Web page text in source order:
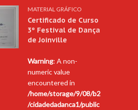
MATERIAL GRÁFICO
Certificado de Curso
3º Festival de Dança
de Joinville
Warning: A non-
numeric value
encountered in
/home/storage/9/08/b2
/cidadedadanca1/public